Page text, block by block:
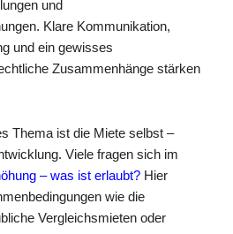
und
Klare Kommunikation,
und ein gewisses
Zusammenhänge stärken
Thema ist die Miete selbst –
Viele fragen sich im
– was ist erlaubt? Hier
wie die
Vergleichsmieten oder